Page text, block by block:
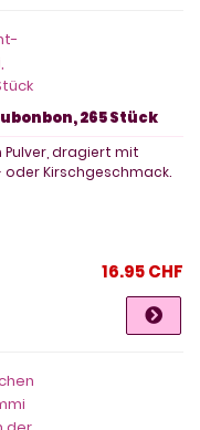
265 Stück
dragiert mit
oder Kirschgeschmack.
16.95 CHF